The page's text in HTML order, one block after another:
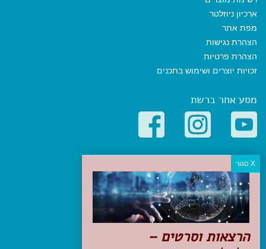
ארכיון ניוזלטר
מפת אתר
הצהרת נגישות
הצהרת פרטיות
זכויות יוצרים ושימוש בתכנים
מסע אחר ברשת
קטגוריות פופולריות
יעדים
טיולים בישראל
מלונות בוטיק בישראל
טיפים והמלצות
הכנות לנסיעה
הרצאות וסרטים –